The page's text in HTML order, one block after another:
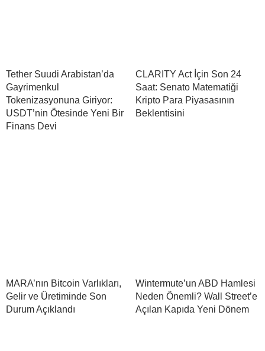
Tether Suudi Arabistan’da
Gayrimenkul
Tokenizasyonuna Giriyor:
USDT’nin Ötesinde Yeni Bir
Finans Devi
CLARITY Act İçin Son 24
Saat: Senato Matematiği
Kripto Para Piyasasının
Beklentisini
MARA’nın Bitcoin Varlıkları,
Gelir ve Üretiminde Son
Durum Açıklandı
Wintermute’un ABD Hamlesi
Neden Önemli? Wall Street’e
Açılan Kapıda Yeni Dönem